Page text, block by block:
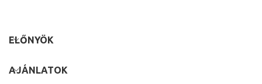
ELŐNYÖK
AJÁNLATOK